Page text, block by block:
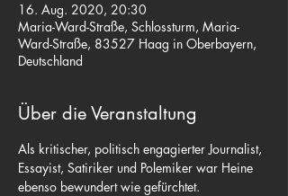
16. Aug. 2020, 20:30
Maria-Ward-Straße, Schlossturm, Maria-
Ward-Straße, 83527 Haag in Oberbayern,
Deutschland
Über die Veranstaltung
Als kritischer, politisch engagierter Journalist,
Essayist, Satiriker und Polemiker war Heine
ebenso bewundert wie gefürchtet.